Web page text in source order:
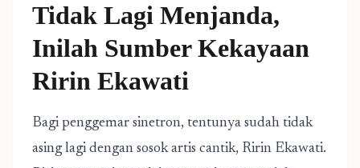
Tidak Lagi Menjanda,
Inilah Sumber Kekayaan
Ririn Ekawati
Bagi penggemar sinetron, tentunya sudah tidak
asing lagi dengan sosok artis cantik, Ririn Ekawati.